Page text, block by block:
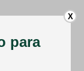
X